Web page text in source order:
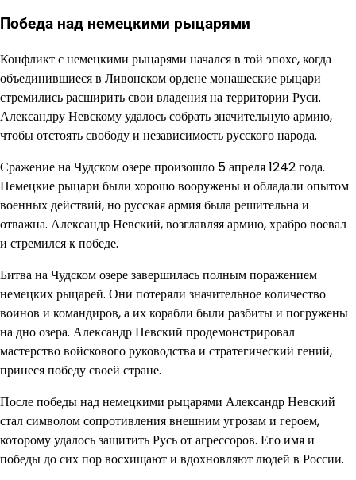
Победа над немецкими рыцарями
Конфликт с немецкими рыцарями начался в той эпохе, когда
объединившиеся в Ливонском ордене монашеские рыцари
стремились расширить свои владения на территории Руси.
Александру Невскому удалось собрать значительную армию,
чтобы отстоять свободу и независимость русского народа.
Сражение на Чудском озере произошло 5 апреля 1242 года.
Немецкие рыцари были хорошо вооружены и обладали опытом
военных действий, но русская армия была решительна и
отважна. Александр Невский, возглавляя армию, храбро воевал
и стремился к победе.
Битва на Чудском озере завершилась полным поражением
немецких рыцарей. Они потеряли значительное количество
воинов и командиров, а их корабли были разбиты и погружены
на дно озера. Александр Невский продемонстрировал
мастерство войскового руководства и стратегический гений,
принеся победу своей стране.
После победы над немецкими рыцарями Александр Невский
стал символом сопротивления внешним угрозам и героем,
которому удалось защитить Русь от агрессоров. Его имя и
победы до сих пор восхищают и вдохновляют людей в России.